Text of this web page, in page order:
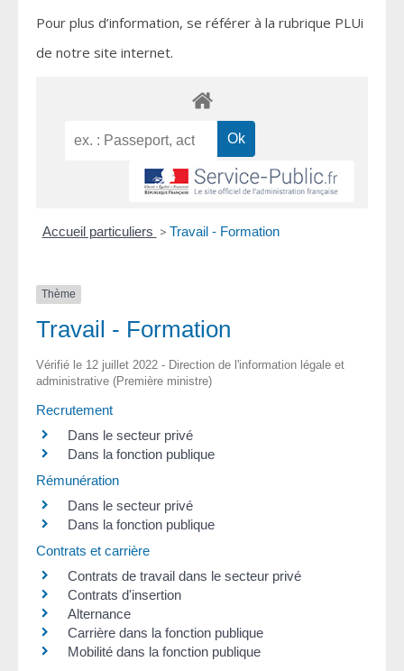
Pour plus d’information, se référer à la rubrique PLUi
de notre site internet.
Accueil particuliers > Travail - Formation
Thème
Travail - Formation
Vérifié le 12 juillet 2022 - Direction de l'information légale et
administrative (Première ministre)
Recrutement
Dans le secteur privé
Dans la fonction publique
Rémunération
Dans le secteur privé
Dans la fonction publique
Contrats et carrière
Contrats de travail dans le secteur privé
Contrats d'insertion
Alternance
Carrière dans la fonction publique
Mobilité dans la fonction publique